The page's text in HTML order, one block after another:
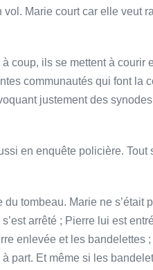
Marie court car elle veut
coup, ils se mettent à courir
communautés qui font la
justement des
en enquête policière. Tout
tombeau. Marie ne s’était
arrêté ; Pierre lui est
enlevée et les bandelettes
part. Et même si les